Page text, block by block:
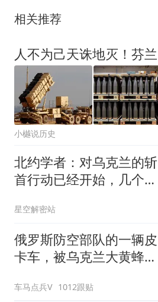
相关推荐
小樾说历史
北约学者：对乌克兰的斩
首行动已经开始，几个月
星空解密站
俄罗斯防空部队的一辆皮
卡车，被乌克兰大黄蜂无
车马点兵V 1012跟贴